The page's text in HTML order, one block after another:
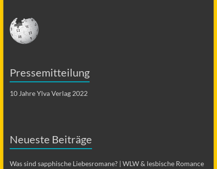
Pressemitteilung
10 Jahre Ylva Verlag 2022
Neueste Beiträge
Was sind sapphische Liebesromane? | WLW & lesbische Romance